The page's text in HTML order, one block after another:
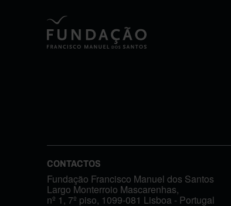
CONTACTOS
Fundação Francisco Manuel dos Santos
Largo Monterroio Mascarenhas,
nº 1, 7º piso, 1099-081 Lisboa - Portugal